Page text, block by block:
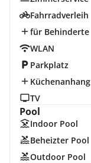
Fahrradverleih
für Behinderte
WLAN
Parkplatz
Küchenanhang
TV
Pool
Indoor Pool
Beheizter Pool
Outdoor Pool